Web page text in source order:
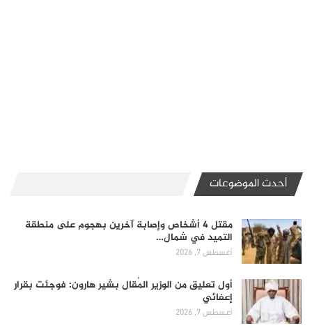
أحدث الموضوعات
مقتل 4 أشخاص وإصابة آخرين بهجوم على منطقة
التميد في شمال…
أغسطس 7, 2026
أول تعليق من الوزير المُقال بشير هارون: فوجئت بقرار
إعفائي
أغسطس 7, 2026